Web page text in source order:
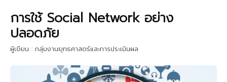
การใช้ Social Network อย่าง
ปลอดภัย
ผู้เขียน : กลุ่มงานยุทธศาสตร์และการประเมินผล